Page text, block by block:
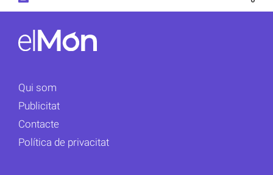
Qui som
Publicitat
Contacte
Política de privacitat